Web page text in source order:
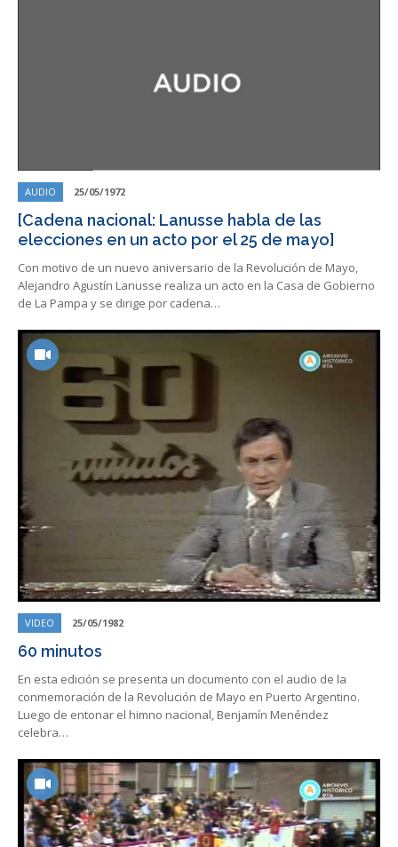
AUDIO 25/05/1972
[Cadena nacional: Lanusse habla de las
elecciones en un acto por el 25 de mayo]
Con motivo de un nuevo aniversario de la Revolución de Mayo,
Alejandro Agustín Lanusse realiza un acto en la Casa de Gobierno
de La Pampa y se dirige por cadena…
VIDEO 25/05/1982
60 minutos
En esta edición se presenta un documento con el audio de la
conmemoración de la Revolución de Mayo en Puerto Argentino.
Luego de entonar el himno nacional, Benjamín Menéndez
celebra…